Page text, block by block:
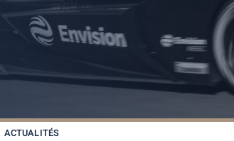
ACTUALITÉS